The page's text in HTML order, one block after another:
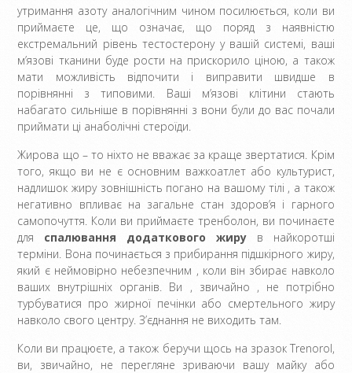
утримання азоту аналогічним чином посилюється, коли ви
приймаєте це, що означає, що поряд з наявністю
екстремальний рівень тестостерону у вашій системі, ваші
м’язові тканини буде рости на прискорило ціною, а також
мати можливість відпочити і виправити швидше в
порівнянні з типовими. Ваші м’язові клітини стають
набагато сильніше в порівнянні з вони були до вас почали
приймати ці анаболічні стероїди.
Жирова що – то ніхто не вважає за краще звертатися. Крім
того, якщо ви не є основним важкоатлет або культурист,
надлишок жиру зовнішність погано на вашому тілі , а також
негативно впливає на загальне стан здоров’я і гарного
самопочуття. Коли ви приймаєте тренболон, ви починаєте
для спалювання додаткового жирув найкоротші
терміни. Вона починається з прибирання підшкірного жиру,
який є неймовірно небезпечним , коли він збирає навколо
ваших внутрішніх органів. Ви , звичайно , не потрібно
турбуватися про жирної печінки або смертельного жиру
навколо свого центру. З’єднання не виходить там.
Коли ви працюєте, а також беручи щось на зразок Trenorol,
ви, звичайно, не перегляне зриваючи вашу майку або